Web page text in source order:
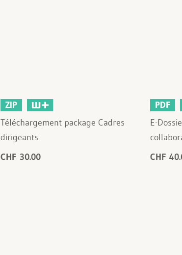
ZIP
Téléchargement package Cadres
dirigeants
CHF 30.00
PDF
E-
CHF